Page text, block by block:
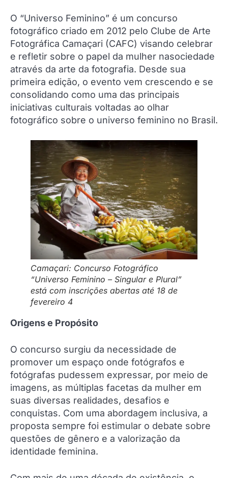
O “Universo Feminino” é um concurso
fotográfico criado em 2012 pelo Clube de Arte
Fotográfica Camaçari (CAFC) visando celebrar
e refletir sobre o papel da mulher nasociedade
através da arte da fotografia. Desde sua
primeira edição, o evento vem crescendo e se
consolidando como uma das principais
iniciativas culturais voltadas ao olhar
fotográfico sobre o universo feminino no Brasil.
Camaçari: Concurso Fotográfico
“Universo Feminino – Singular e Plural”
está com inscrições abertas até 18 de
fevereiro 4
Origens e Propósito
O concurso surgiu da necessidade de
promover um espaço onde fotógrafos e
fotógrafas pudessem expressar, por meio de
imagens, as múltiplas facetas da mulher em
suas diversas realidades, desafios e
conquistas. Com uma abordagem inclusiva, a
proposta sempre foi estimular o debate sobre
questões de gênero e a valorização da
identidade feminina.